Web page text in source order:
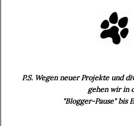
P.S. Wegen neuer Projekte und
gehen wir in
"Blogger-Pause" bis